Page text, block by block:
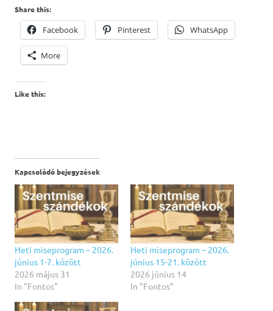
Share this:
Facebook Pinterest WhatsApp
More
Like this:
Kapcsolódó bejegyzések
Heti miseprogram – 2026.
június 1-7. között
2026 május 31
In "Fontos"
Heti miseprogram – 2026.
június 15-21. között
2026 június 14
In "Fontos"